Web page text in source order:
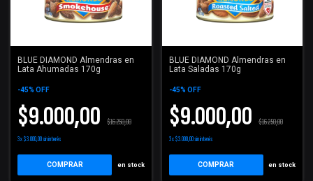
BLUE DIAMOND Almendras en
Lata Ahumadas 170g
-45% OFF
$9.000,00 $16.250,00
3x$3.000,00sin interés
COMPRAR en stock
BLUE DIAMOND Almendras en
Lata Saladas 170g
-45% OFF
$9.000,00 $16.250,00
3x$3.000,00sin interés
COMPRAR en stock